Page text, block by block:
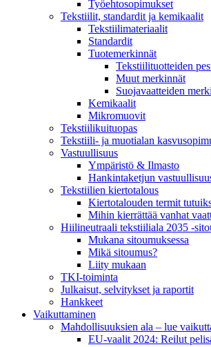
Työehto­sopimukset
Tekstiilit, standardit ja kemikaalit
Tekstiilimateriaalit
Standardit
Tuotemerkinnät
Tekstiilituotteiden
Muut merkinnät
Suojavaatteiden
Kemikaalit
Mikromuovit
Tekstiilikuitu­opas
Tekstiili- ja muotialan
Vastuullisuus
Ympäristö & Ilmasto
Hankintaketjun
Tekstiilien kiertotalous
Kiertotalouden termit
Mihin kierrättää vanhat
Hiilineutraali tekstiiliala 2035 -
Mukana sitoumuksessa
Mikä sitoumus?
Liity mukaan
TKI-toiminta
Julkaisut, selvitykset ja raportit
Hankkeet
Vaikuttaminen
Mahdollisuuksien ala – lue
EU-vaalit 2024: Reilut